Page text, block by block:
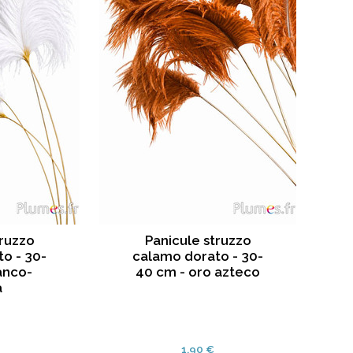
- 30-
Panicule struzzo
calamo dorato - 30-
40 cm - oro azteco
1.90 €